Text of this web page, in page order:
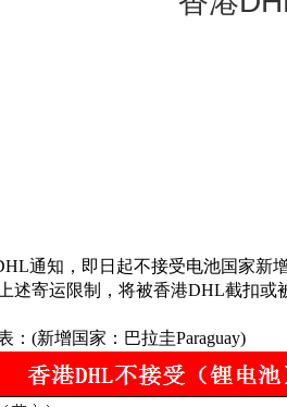
通知，即日起不接受电池国家新
述寄运限制，将被香港DHL截扣或
：(新增国家： 巴拉圭Paraguay)